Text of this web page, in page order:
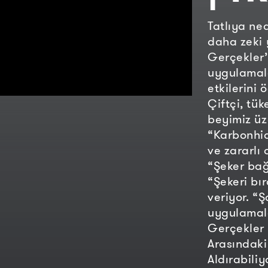
Tatlıya
daha zeki
etkilerini
Çiftçi,
beyimiz
ve zararlı
“Şeker
“Şekeri
veriyor.
Gerçekler